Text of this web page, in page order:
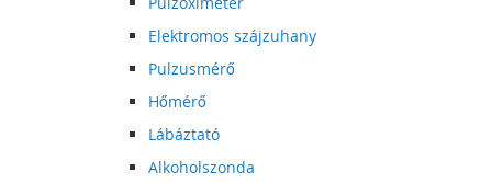
Elektromos szájzuhany
Pulzusmérő
Hőmérő
Lábáztató
Alkoholszonda